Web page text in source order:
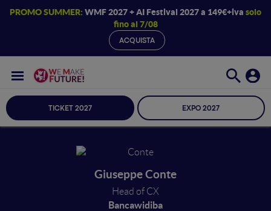
PROMO SUMMER: WMF 2027 + AI Festival 2027 a 149€+iva solo
fino al 7/08
ACQUISTA
TICKET 2027 EXPO 2027
Giuseppe Conte
Head of CX
Bancawidiba